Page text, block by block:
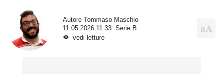
Autore
Tommaso Maschio
11.05.2026 11:33
Serie B
vedi letture